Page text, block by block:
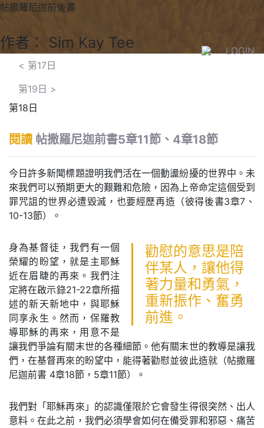
LOGIN
帖撒羅尼迦前後書
作者： Sim Kay Tee
< 第17日
第19日 >
第18日
閱讀 帖撒羅尼迦前書5章11節、4章18節
今日許多新聞標題證明我們活在一個動盪紛擾的世界中。未
來我們可以預期更大的艱難和危險，因為上帝命定這個受到
罪咒詛的世界必遭毀滅，也要經歷再造（彼得後書3章7、
10-13節）。
勸慰的意思是陪
伴某人，讓他得
著力量和勇氣，
重新振作、奮勇
前進。
身為基督徒，我們有一個
榮耀的盼望，就是主耶穌
近在眉睫的再來。我們注
定將在啟示錄21-22章所描
述的新天新地中，與耶穌
同享永生。然而，保羅教
導耶穌的再來，用意不是
讓我們爭論有關末世的各種細節。他有關末世的教導是讓我
們，在基督再來的盼望中，能得著勸慰並彼此造就（帖撒羅
尼迦前書 4章18節，5章11節）。
我們對「耶穌再來」的認識僅限於它會發生得很突然、出人
意料。在此之前，我們必須學會如何在備受罪和邪惡、痛苦